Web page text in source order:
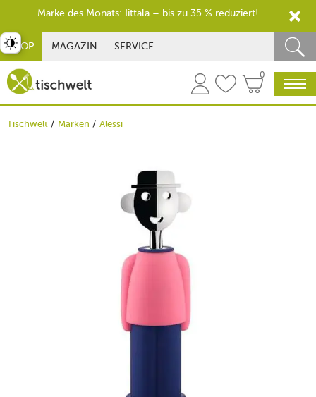
SHOP MAGAZIN SERVICE
0
Tischwelt Marken Alessi
umschalten
Marke des Monats: Iittala – bis zu 35 % reduziert!